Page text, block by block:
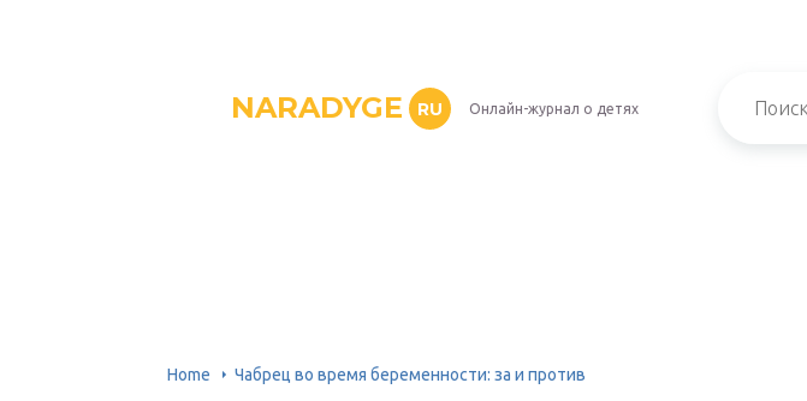
NARADYGE RU Онлайн-журнал о детях
Home Чабрец во время беременности: за и против